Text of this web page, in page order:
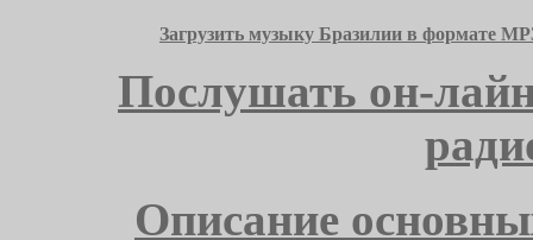
Загрузить музыку Бразилии в формате
Послушать он-
Описание